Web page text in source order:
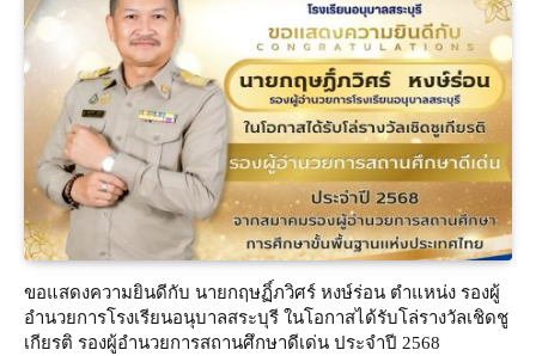
ขอแสดงความยินดีกับ นายกฤษฏิ์ภวิศร์ หงษ์ร่อน ตำแหน่ง รองผู้
อำนวยการโรงเรียนอนุบาลสระบุรี ในโอกาสได้รับโล่รางวัลเชิดชู
เกียรติ รองผู้อำนวยการสถานศึกษาดีเด่น ประจำปี 2568